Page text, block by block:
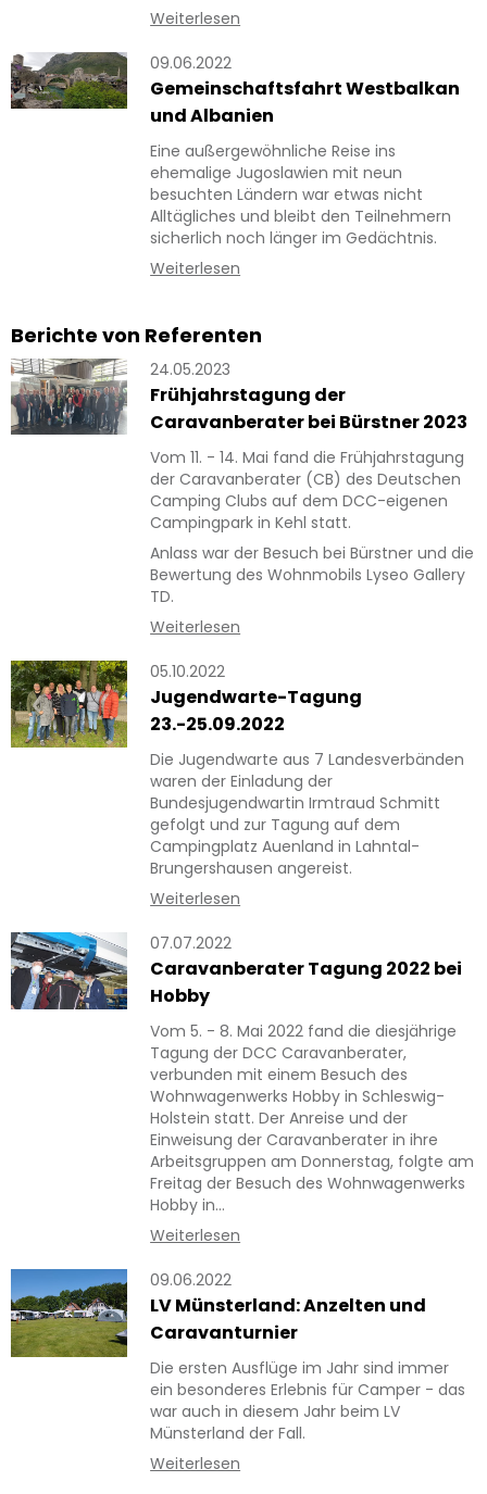
Weiterlesen
09.06.2022
Gemeinschaftsfahrt Westbalkan
und Albanien
Eine außergewöhnliche Reise ins
ehemalige Jugoslawien mit neun
besuchten Ländern war etwas nicht
Alltägliches und bleibt den Teilnehmern
sicherlich noch länger im Gedächtnis.
Weiterlesen
Berichte von Referenten
24.05.2023
Frühjahrstagung der
Caravanberater bei Bürstner 2023
Vom 11. - 14. Mai fand die Frühjahrstagung
der Caravanberater (CB) des Deutschen
Camping Clubs auf dem DCC-eigenen
Campingpark in Kehl statt.
Anlass war der Besuch bei Bürstner und die
Bewertung des Wohnmobils Lyseo Gallery
TD.
Weiterlesen
05.10.2022
Jugendwarte-Tagung
23.-25.09.2022
Die Jugendwarte aus 7 Landesverbänden
waren der Einladung der
Bundesjugendwartin Irmtraud Schmitt
gefolgt und zur Tagung auf dem
Campingplatz Auenland in Lahntal-
Brungershausen angereist.
Weiterlesen
07.07.2022
Caravanberater Tagung 2022 bei
Hobby
Vom 5. - 8. Mai 2022 fand die diesjährige
Tagung der DCC Caravanberater,
verbunden mit einem Besuch des
Wohnwagenwerks Hobby in Schleswig-
Holstein statt. Der Anreise und der
Einweisung der Caravanberater in ihre
Arbeitsgruppen am Donnerstag, folgte am
Freitag der Besuch des Wohnwagenwerks
Hobby in…
Weiterlesen
09.06.2022
LV Münsterland: Anzelten und
Caravanturnier
Die ersten Ausflüge im Jahr sind immer
ein besonderes Erlebnis für Camper - das
war auch in diesem Jahr beim LV
Münsterland der Fall.
Weiterlesen